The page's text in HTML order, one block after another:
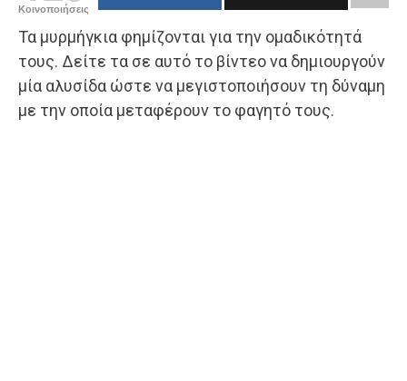
Κοινοποιήσεις
Τα μυρμήγκια φημίζονται για την ομαδικότητά
τους. Δείτε τα σε αυτό το βίντεο να δημιουργούν
μία αλυσίδα ώστε να μεγιστοποιήσουν τη δύναμη
με την οποία μεταφέρουν το φαγητό τους.